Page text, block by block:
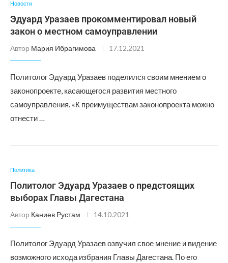
Новости
Эдуард Уразаев прокомментировал новый
закон о местном самоуправлении
Автор Мария Ибрагимова 17.12.2021
Политолог Эдуард Уразаев поделился своим мнением о
законопроекте, касающегося развития местного
самоуправления. «К преимуществам законопроекта можно
отнести …
Политика
Политолог Эдуард Уразаев о предстоящих
выборах Главы Дагестана
Автор Каниев Рустам 14.10.2021
Политолог Эдуард Уразаев озвучил свое мнение и видение
возможного исхода избрания Главы Дагестана. По его